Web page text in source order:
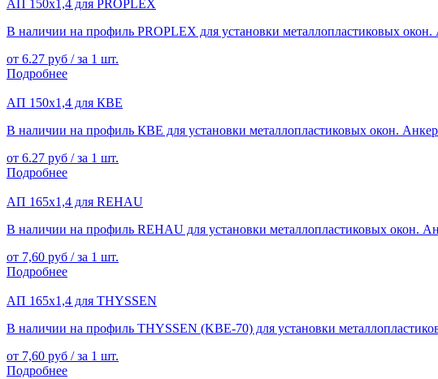
АП 150х1,4 для PROPLEX
В наличии на профиль PROPLEX для установки металлопластиковых
от 6.27 руб / за 1 шт.
Подробнее
АП 150х1,4 для КВЕ
В наличии на профиль КВЕ для установки металлопластиковых окон.
от 6.27 руб / за 1 шт.
Подробнее
АП 165х1,4 для REHAU
В наличии на профиль REHAU для установки металлопластиковых окон.
от 7,60 руб / за 1 шт.
Подробнее
АП 165х1,4 для THYSSEN
В наличии на профиль THYSSEN (KBE-70) для установки
от 7,60 руб / за 1 шт.
Подробнее